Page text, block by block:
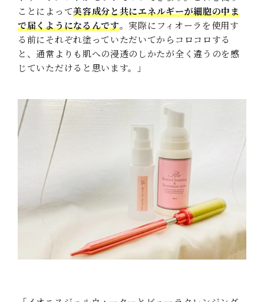
ことによって美容成分と共にエネルギーが細胞の中ま
で届くようになるんです。実際にフィオーラを使用す
る前にそれぞれ塗っていただいてからコロコロする
と、通常よりも肌への浸透のしかたが全く違うのを感
じていただけると思います。」